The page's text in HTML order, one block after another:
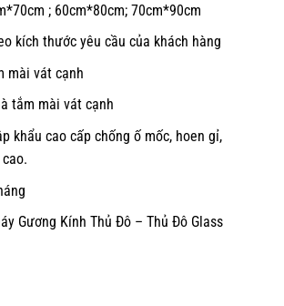
; 60cm*80cm; 70cm*90cm
kích thước yêu cầu của khách hàng
mài vát cạnh
tắm mài vát cạnh
khẩu cao cấp chống ố mốc, hoen gỉ,
Gương Kính Thủ Đô – Thủ Đô Glass